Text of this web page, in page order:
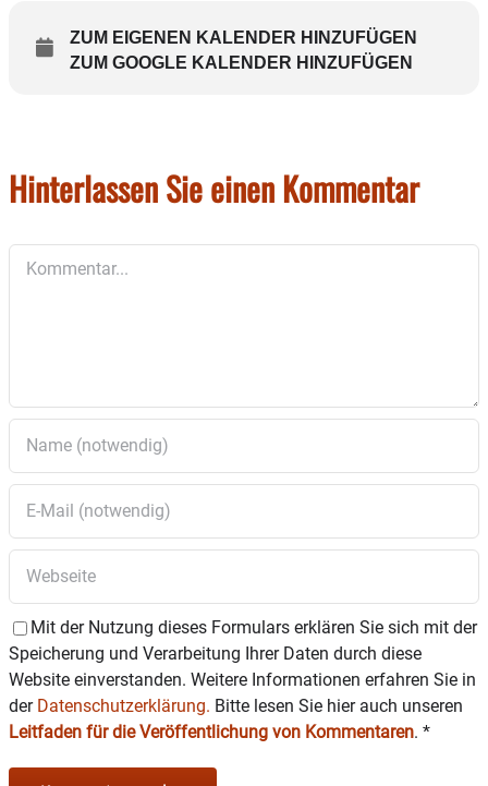
Lebensläufen.
entfällt: offene Beratung in sozialen Fragen und
Anliegen
(Betreuungsverein – Diakonie Rosenheim)
DIENSTAG 17. Februar – Faschingsdienstag
keine Beratungen!
MITTWOCH 18. Februar
Rosenheim – Sylvia Schachner (Landratsamt
Rosenheim). Von 13-16 Uhr nur nach vorheriger
Terminvereinbarung unter 08031 / 392-2295
oder sylvia.schachner@lra-rosenheim.de
15.15 – 17 Uhr Migrationsberatung– Müjgan
Celebi (AWO) –Anmeldung unter der 08031 /
4015402
Tauschnetz Grafing
ZUM EIGENEN KALENDER HINZUFÜGEN
ZUM GOOGLE KALENDER HINZUFÜGEN
Hinterlassen Sie einen Kommentar
Mit der Nutzung dieses Formulars erklären Sie sich mit der
Speicherung und Verarbeitung Ihrer Daten durch diese
Website einverstanden. Weitere Informationen erfahren Sie in
der Datenschutzerklärung. Bitte lesen Sie hier auch unseren
Leitfaden für die Veröffentlichung von Kommentaren. *